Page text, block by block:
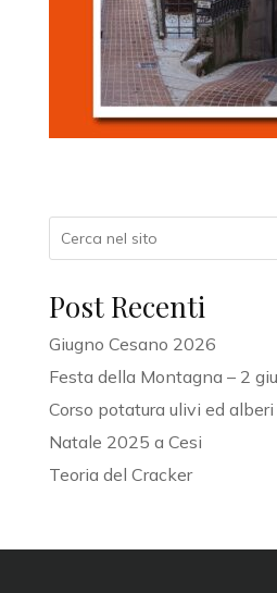
Post Recenti
Giugno Cesano 2026
Festa della Montagna – 2
Corso potatura ulivi ed
Natale 2025 a Cesi
Teoria del Cracker